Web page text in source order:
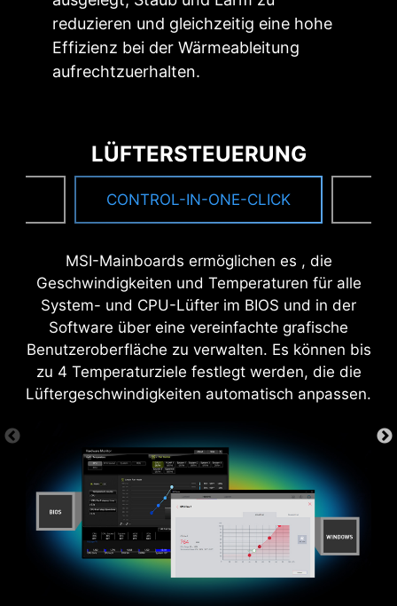
reduzieren und gleichzeitig eine hohe
Effizienz bei der Wärmeableitung
aufrechtzuerhalten.
LÜFTERSTEUERUNG
CONTROL-IN-ONE-CLICK
MSI-Mainboards ermöglichen es , die
Geschwindigkeiten und Temperaturen für alle
System- und CPU-Lüfter im BIOS und in der
Software über eine vereinfachte grafische
Benutzeroberfläche zu verwalten. Es können bis
zu 4 Temperaturziele festlegt werden, die die
Lüftergeschwindigkeiten automatisch anpassen.
6-PCB Ebenen
Verstärkte Kupferbahnen
MSI TREIBER-UTILITY-
INSTALLER
Sobald Sie mit dem Internet verbunden sind,
Dienstprogramme und präsentiert sie. Mit nur
wenigen Klicks können Sie sie herunterladen
und installieren.Mehr erfahren
Bitte stellen Sie sicher, dass Sie mit dem Internet
andernfalls nicht automatisch gestartet wird.
*Der MSI Treiber-Utility-Installer wird in Windows 11
Build 22H2 verfügbar sein.